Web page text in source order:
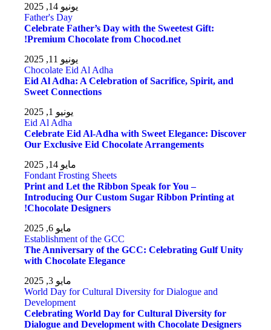
يونيو 14, 2025
Father's Day
Celebrate Father’s Day with the Sweetest Gift:
Premium Chocolate from Chocod.net!
يونيو 11, 2025
Chocolate Eid Al Adha
Eid Al Adha: A Celebration of Sacrifice, Spirit, and
Sweet Connections
يونيو 1, 2025
Eid Al Adha
Celebrate Eid Al-Adha with Sweet Elegance: Discover
Our Exclusive Eid Chocolate Arrangements
مايو 14, 2025
Fondant Frosting Sheets
Print and Let the Ribbon Speak for You –
Introducing Our Custom Sugar Ribbon Printing at
Chocolate Designers!
مايو 6, 2025
Establishment of the GCC
The Anniversary of the GCC: Celebrating Gulf Unity
with Chocolate Elegance
مايو 3, 2025
World Day for Cultural Diversity for Dialogue and
Development
Celebrating World Day for Cultural Diversity for
Dialogue and Development with Chocolate Designers